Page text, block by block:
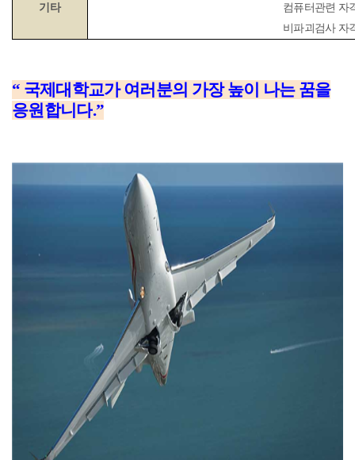
기타
컴퓨터관련 자
비파괴검사 자
“ 국제대학교가 여러분의 가장 높이 나는 꿈을
응원합니다.”